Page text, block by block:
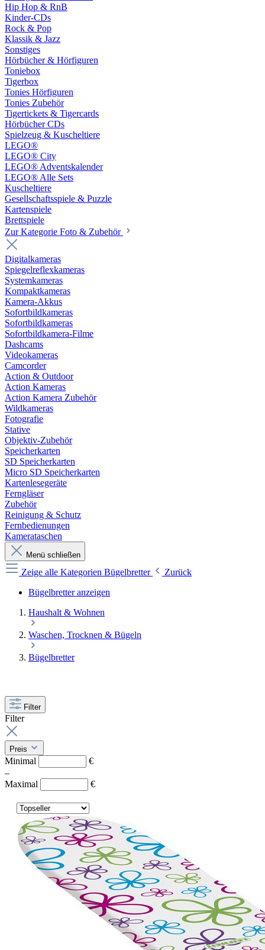
Hip Hop & RnB
Kinder-CDs
Rock & Pop
Klassik & Jazz
Sonstiges
Hörbücher & Hörfiguren
Toniebox
Tigerbox
Tonies Hörfiguren
Tonies Zubehör
Tigertickets & Tigercards
Hörbücher CDs
Spielzeug & Kuscheltiere
LEGO®
LEGO® City
LEGO® Adventskalender
LEGO® Alle Sets
Kuscheltiere
Gesellschaftsspiele & Puzzle
Kartenspiele
Brettspiele
Zur Kategorie Foto & Zubehör
Digitalkameras
Spiegelreflexkameras
Systemkameras
Kompaktkameras
Kamera-Akkus
Sofortbildkameras
Sofortbildkameras
Sofortbildkamera-Filme
Dashcams
Videokameras
Camcorder
Action & Outdoor
Action Kameras
Action Kamera Zubehör
Wildkameras
Fotografie
Stative
Objektiv-Zubehör
Speicherkarten
SD Speicherkarten
Micro SD Speicherkarten
Kartenlesegeräte
Ferngläser
Zubehör
Reinigung & Schutz
Fernbedienungen
Kamerataschen
Menü schließen
Zeige alle Kategorien Bügelbretter
Zurück
Bügelbretter anzeigen
Haushalt & Wohnen
Waschen, Trocknen & Bügeln
Bügelbretter
Filter
Filter
Preis
Minimal
€
–
Maximal
€